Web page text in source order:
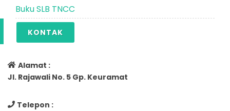
Buku SLB TNCC
KONTAK
Alamat :
Jl. Rajawali No. 5 Gp. Keuramat
Telepon :